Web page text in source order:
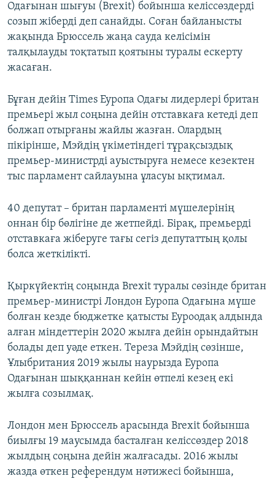
Одағынан шығуы (Brexit) бойынша келіссөздерді
созып жіберді деп санайды. Соған байланысты
жақында Брюссель жаңа сауда келісімін
талқылауды тоқтатып қоятыны туралы ескерту
жасаған.
Бұған дейін Times Еуропа Одағы лидерлері британ
премьері жыл соңына дейін отставкаға кетеді деп
болжап отырғаны жайлы жазған. Олардың
пікірінше, Мэйдің үкіметіндегі тұрақсыздық
премьер-министрді ауыстыруға немесе кезектен
тыс парламент сайлауына ұласуы ықтимал.
40 депутат – британ парламенті мүшелерінің
оннан бір бөлігіне де жетпейді. Бірақ, премьерді
отставкаға жіберуге тағы сегіз депутаттың қолы
болса жеткілікті.
Қыркүйектің соңында Brexit туралы сөзінде британ
премьер-министрі Лондон Еуропа Одағына мүше
болған кезде бюджетке қатысты Еуроодақ алдында
алған міндеттерін 2020 жылға дейін орындайтын
болады деп уәде еткен. Тереза Мэйдің сөзінше,
Ұлыбритания 2019 жылы наурызда Еуропа
Одағынан шыққаннан кейін өтпелі кезең екі
жылға созылмақ.
Лондон мен Брюссель арасында Brexit бойынша
биылғы 19 маусымда басталған келіссөздер 2018
жылдың соңына дейін жалғасады. 2016 жылы
жазда өткен референдум нәтижесі бойынша,